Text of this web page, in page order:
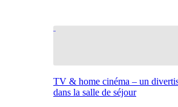
TV & home cinéma – un
dans la salle de séjour